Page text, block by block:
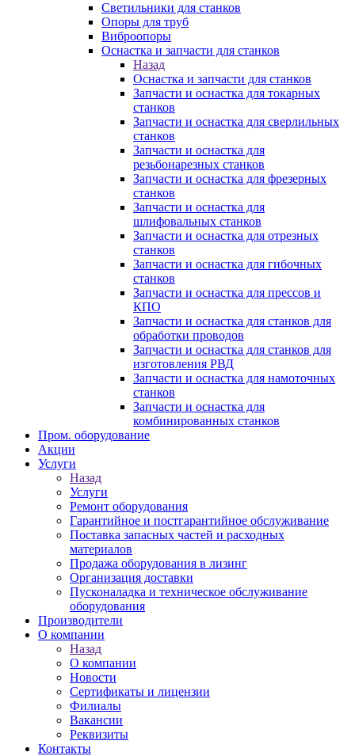
Светильники для станков
Опоры для труб
Виброопоры
Оснастка и запчасти для станков
Назад
Оснастка и запчасти для станков
Запчасти и оснастка для токарных
станков
Запчасти и оснастка для сверлильных
станков
Запчасти и оснастка для
резьбонарезных станков
Запчасти и оснастка для фрезерных
станков
Запчасти и оснастка для
шлифовальных станков
Запчасти и оснастка для отрезных
станков
Запчасти и оснастка для гибочных
станков
Запчасти и оснастка для прессов и
КПО
Запчасти и оснастка для станков для
обработки проводов
Запчасти и оснастка для станков для
изготовления РВД
Запчасти и оснастка для намоточных
станков
Запчасти и оснастка для
комбинированных станков
Пром. оборудование
Акции
Услуги
Назад
Услуги
Ремонт оборудования
Гарантийное и постгарантийное обслуживание
Поставка запасных частей и расходных
материалов
Продажа оборудования в лизинг
Организация доставки
Пусконаладка и техническое обслуживание
оборудования
Производители
О компании
Назад
О компании
Новости
Сертификаты и лицензии
Филиалы
Вакансии
Реквизиты
Контакты